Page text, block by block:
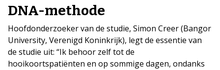
DNA-methode
Hoofdonderzoeker van de studie, Simon Creer (Bangor
University, Verenigd Koninkrijk), legt de essentie van
de studie uit: “Ik behoor zelf tot de
hooikoortspatiënten en op sommige dagen, ondanks